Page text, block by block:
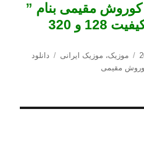
کوروش مقیمی بنام ”
و 320
دسته‌ها
موزیک، موزیک ایرانی برچسب‌ها
دانلود
مقیمی